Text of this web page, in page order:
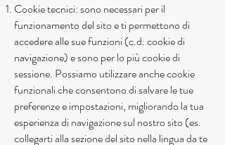
Cookie tecnici: sono necessari per il
funzionamento del sito e ti permettono di
accedere alle sue funzioni (c.d. cookie di
navigazione) e sono per lo più cookie di
sessione. Possiamo utilizzare anche cookie
funzionali che consentono di salvare le tue
preferenze e impostazioni, migliorando la tua
esperienza di navigazione sul nostro sito (es.
collegarti alla sezione del sito nella lingua da te